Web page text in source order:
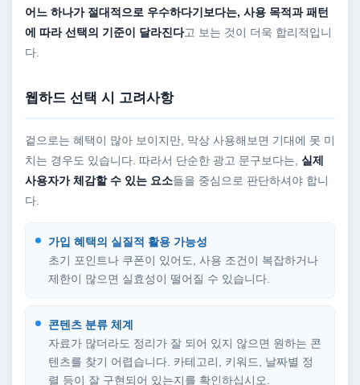
어느 하나가 절대적으로 우수하다기보다는, 사용 목적과 패턴
에 따라 선택의 기준이 달라진다고 보는 것이 더욱 합리적입니
다.
웹하드 선택 시 고려사항
겉으로는 혜택이 많아 보이지만, 막상 사용해보면 기대에 못 미
치는 경우도 있습니다. 따라서 단순한 광고 문구보다는, 실제
사용자가 체감할 수 있는 요소들을 중심으로 판단하셔야 합니
다.
가입 혜택의 실질적 활용 가능성
초기 포인트나 쿠폰이 있어도, 사용 조건이 복잡하거나
제한이 많으면 실효성이 떨어질 수 있습니다.
콘텐츠 분류 체계
자료가 많더라도 정리가 잘 되어 있지 않으면 원하는 콘
텐츠를 찾기 어렵습니다. 카테고리, 키워드, 날짜별 정
렬 등이 잘 구현되어 있는지를 확인하십시오.